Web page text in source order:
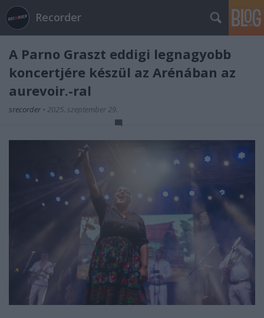
Recorder
A Parno Graszt eddigi legnagyobb
koncertjére készül az Arénában az
aurevoir.-ral
srecorder • 2025. szeptember 29.